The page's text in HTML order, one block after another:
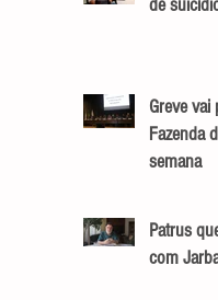
de
Greve vai
Fazenda
semana
Patrus
com